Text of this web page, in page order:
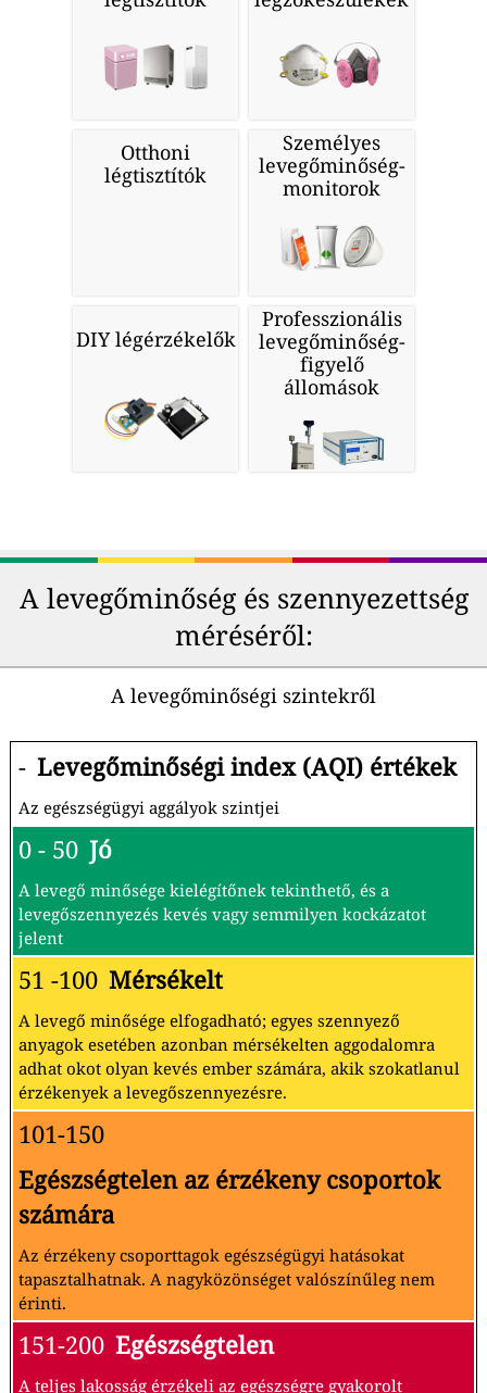
Otthoni
légtisztítók
Személyes
levegőminőség-
monitorok
DIY légérzékelők
Professzionális
levegőminőség-
figyelő
állomások
A levegőminőség és szennyezettség
méréséről:
A levegőminőségi szintekről
- Levegőminőségi index (AQI) értékek
Az egészségügyi aggályok szintjei
0 - 50 Jó
A levegő minősége kielégítőnek tekinthető, és a
levegőszennyezés kevés vagy semmilyen kockázatot
jelent
51 -100 Mérsékelt
A levegő minősége elfogadható; egyes szennyező
anyagok esetében azonban mérsékelten aggodalomra
adhat okot olyan kevés ember számára, akik szokatlanul
érzékenyek a levegőszennyezésre.
101-150
Egészségtelen az érzékeny csoportok
számára
Az érzékeny csoporttagok egészségügyi hatásokat
tapasztalhatnak. A nagyközönséget valószínűleg nem
érinti.
151-200 Egészségtelen
A teljes lakosság érzékeli az egészségre gyakorolt